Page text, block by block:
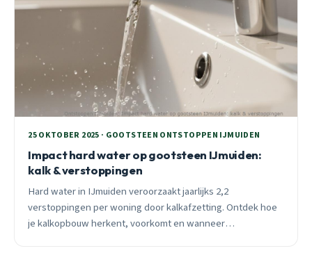
25 OKTOBER 2025 · GOOTSTEEN ONTSTOPPEN IJMUIDEN
Impact hard water op gootsteen IJmuiden:
kalk & verstoppingen
Hard water in IJmuiden veroorzaakt jaarlijks 2,2
verstoppingen per woning door kalkafzetting. Ontdek hoe
je kalkopbouw herkent, voorkomt en wanneer